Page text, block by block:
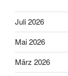
Juli 2026
Mai 2026
März 2026